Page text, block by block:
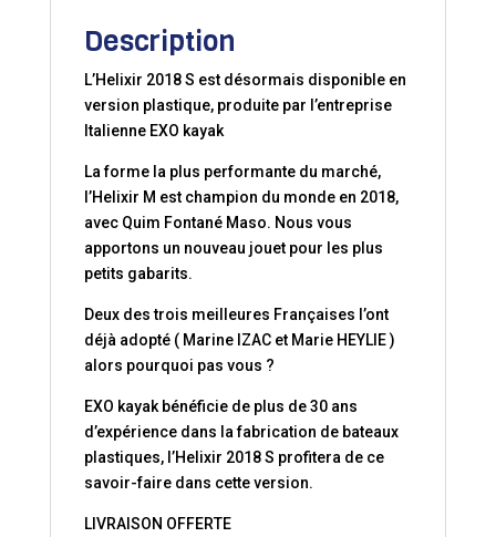
Description
L’Helixir 2018 S est désormais disponible en
version plastique, produite par l’entreprise
Italienne EXO kayak
La forme la plus performante du marché,
l’Helixir M est champion du monde en 2018,
avec Quim Fontané Maso. Nous vous
apportons un nouveau jouet pour les plus
petits gabarits.
Deux des trois meilleures Françaises l’ont
déjà adopté ( Marine IZAC et Marie HEYLIE )
alors pourquoi pas vous ?
EXO kayak bénéficie de plus de 30 ans
d’expérience dans la fabrication de bateaux
plastiques, l’Helixir 2018 S profitera de ce
savoir-faire dans cette version.
LIVRAISON OFFERTE